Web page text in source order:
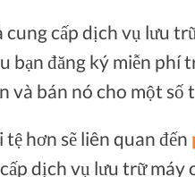
cấp dịch vụ lưu
bạn đăng ký miễn
và bán nó cho một số
hơn sẽ liên quan đến
dịch vụ lưu trữ